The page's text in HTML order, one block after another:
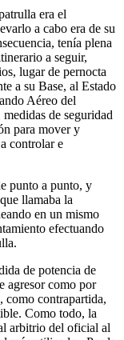
era el
a cabo era de su
tenía plena
a seguir,
lugar de pernocta
a su Base, al Estado
Aéreo del
de seguridad
para mover y
controlar e
punto a punto, y
llamaba la
en un mismo
efectuando
de potencia de
agresor como por
como contrapartida,
Como todo, la
arbitrio del oficial al